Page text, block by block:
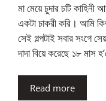
মা মেয়ে চুদার চটি
একটা চাকরী করি। আমি
সেই গল্পটাই সবার
দাদা বিয়ে করেছে ১৮ মাস
Read more